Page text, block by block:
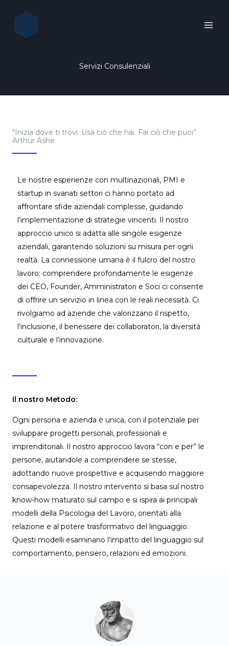
contenuto
Servizi Consulenziali
"Inizia dove ti trovi. Usa ciò che hai. Fai ciò che puoi”.
Arthur Ashe
Le nostre esperienze con multinazionali, PMI e
startup in svariati settori ci hanno portato ad
affrontare sfide aziendali complesse, guidando
l’implementazione di strategie vincenti. Il nostro
approccio unico si adatta alle singole esigenze
aziendali, garantendo soluzioni su misura per ogni
realtà. La connessione umana è il fulcro del nostro
lavoro: comprendere profondamente le esigenze
dei CEO, Founder, Amministratori e Soci ci consente
di offrire un servizio in linea con le reali necessità. Ci
rivolgiamo ad aziende che valorizzano il rispetto,
l’inclusione, il benessere dei collaboratori, la diversità
culturale e l’innovazione.
Il nostro Metodo:
Ogni persona e azienda è unica, con il potenziale per
sviluppare progetti personali, professionali e
imprenditoriali. Il nostro approccio lavora “con e per” le
persone, aiutandole a comprendere se stesse,
adottando nuove prospettive e acquisendo maggiore
consapevolezza. Il nostro intervento si basa sul nostro
know-how maturato sul campo e si ispira ai principali
modelli della Psicologia del Lavoro, orientati alla
relazione e al potere trasformativo del linguaggio.
Questi modelli esaminano l’impatto del linguaggio sul
comportamento, pensiero, relazioni ed emozioni.